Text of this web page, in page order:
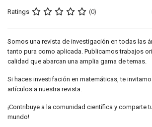
Ratings (0)
Somos una revista de investigación en todas las
tanto pura como aplicada. Publicamos trabajos
calidad que abarcan una amplia gama de temas.
Si haces investifación en matemáticas, te
artículos a nuestra revista.
¡Contribuye a la comunidad científica y comparte
mundo!